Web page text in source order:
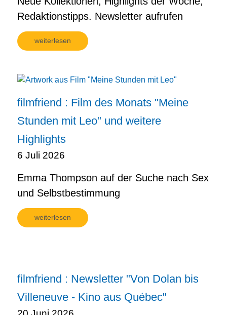
Redaktionstipps. Newsletter aufrufen
weiterlesen
filmfriend : Film des Monats "Meine
Stunden mit Leo" und weitere
Highlights
6 Juli 2026
Emma Thompson auf der Suche nach Sex
und Selbstbestimmung
weiterlesen
filmfriend : Newsletter "Von Dolan bis
Villeneuve - Kino aus Québec"